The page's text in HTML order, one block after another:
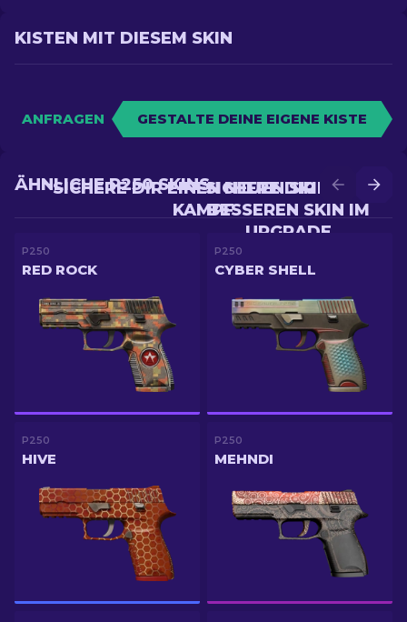
KISTEN MIT DIESEM SKIN
ANFRAGEN GESTALTE DEINE EIGENE KISTE
SICHERE DIR EINEN
BESSEREN SKIN IM
UPGRADE
SICHERE DIR EINEN NEUEN SKIN IM
KAMPF
ÄHNLICHE P250 SKINS
P250
RED ROCK
P250
CYBER SHELL
P250
HIVE
P250
MEHNDI